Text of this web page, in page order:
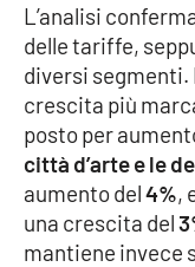
L’analisi
delle tariffe,
diversi segmenti.
crescita più
posto per
città d’arte e le
aumento del4%,
una crescita del
mantiene invece